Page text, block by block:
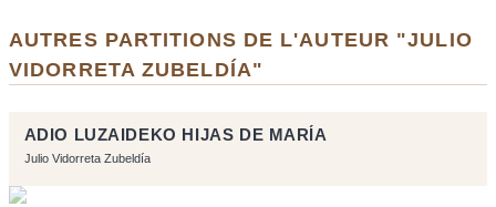
AUTRES PARTITIONS DE L'AUTEUR "JULIO
VIDORRETA ZUBELDÍA"
ADIO LUZAIDEKO HIJAS DE MARÍA
Julio Vidorreta Zubeldía